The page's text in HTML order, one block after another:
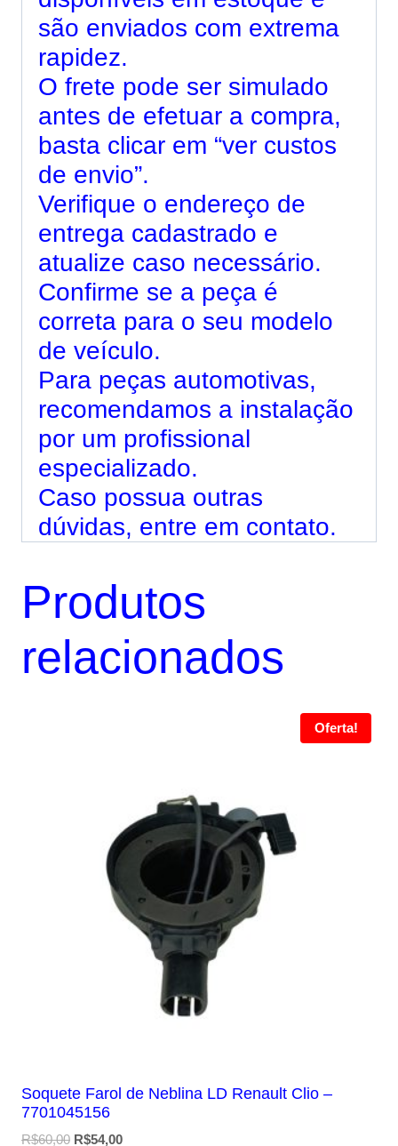
são enviados com extrema
rapidez.
O frete pode ser simulado
antes de efetuar a compra,
basta clicar em “ver custos
de envio”.
Verifique o endereço de
entrega cadastrado e
atualize caso necessário.
Confirme se a peça é
correta para o seu modelo
de veículo.
Para peças automotivas,
recomendamos a instalação
por um profissional
especializado.
Caso possua outras
dúvidas, entre em contato.
Produtos
relacionados
Oferta!
Soquete Farol de Neblina LD Renault Clio –
7701045156
R$60,00 O
R$54,00O